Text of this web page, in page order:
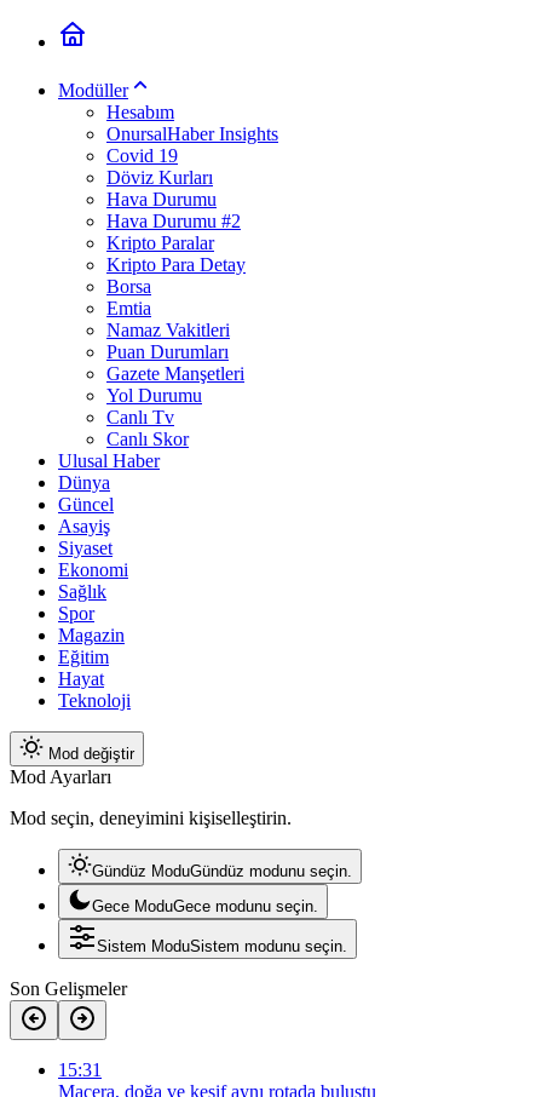
Modüller
Hesabım
OnursalHaber Insights
Covid 19
Döviz Kurları
Hava Durumu
Hava Durumu #2
Kripto Paralar
Kripto Para Detay
Borsa
Emtia
Namaz Vakitleri
Puan Durumları
Gazete Manşetleri
Yol Durumu
Canlı Tv
Canlı Skor
Ulusal Haber
Dünya
Güncel
Asayiş
Siyaset
Ekonomi
Sağlık
Spor
Magazin
Eğitim
Hayat
Teknoloji
Mod değiştir
Mod Ayarları
Mod seçin, deneyimini kişiselleştirin.
Gündüz ModuGündüz modunu seçin.
Gece ModuGece modunu seçin.
Sistem ModuSistem modunu seçin.
Son Gelişmeler
15:31
Macera, doğa ve keşif aynı rotada buluştu